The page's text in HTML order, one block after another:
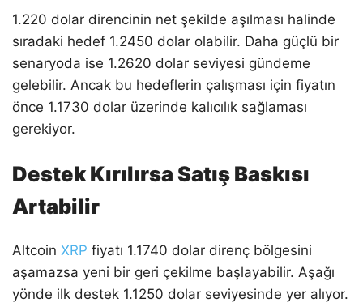
1.220 dolar direncinin net şekilde aşılması halinde
sıradaki hedef 1.2450 dolar olabilir. Daha güçlü bir
senaryoda ise 1.2620 dolar seviyesi gündeme
gelebilir. Ancak bu hedeflerin çalışması için fiyatın
önce 1.1730 dolar üzerinde kalıcılık sağlaması
gerekiyor.
Destek Kırılırsa Satış Baskısı
Artabilir
Altcoin XRP fiyatı 1.1740 dolar direnç bölgesini
aşamazsa yeni bir geri çekilme başlayabilir. Aşağı
yönde ilk destek 1.1250 dolar seviyesinde yer alıyor.